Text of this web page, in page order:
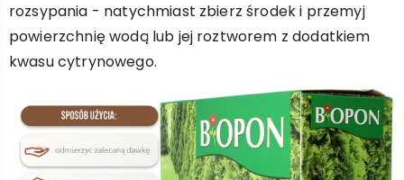
rozsypania - natychmiast zbierz środek i przemyj
powierzchnię wodą lub jej roztworem z dodatkiem
kwasu cytrynowego.